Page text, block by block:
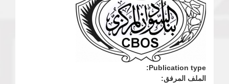
Publication type:
الملف المرفق: